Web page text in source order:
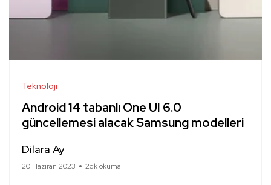
Teknoloji
Android 14 tabanlı One UI 6.0
güncellemesi alacak Samsung modelleri
Dilara Ay
20 Haziran 2023 2dk okuma